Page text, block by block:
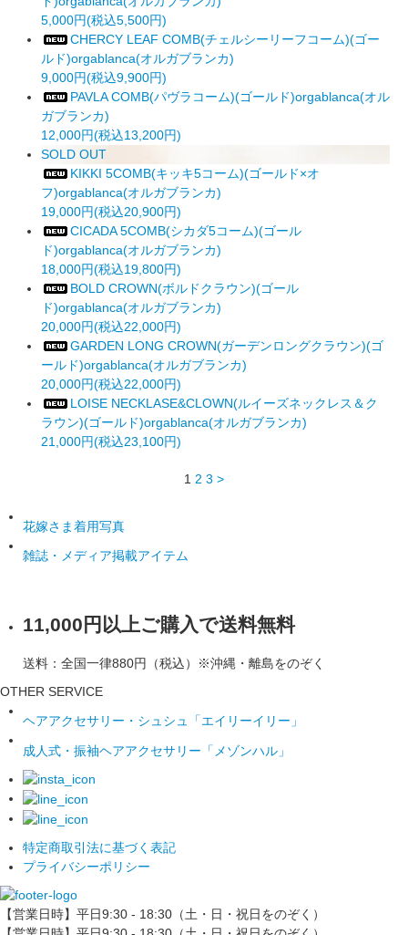
5,000円(税込5,500円)
CHERCY LEAF COMB(チェルシーリーフコーム)(ゴー
ルド)orgablanca(オルガブランカ)
9,000円(税込9,900円)
PAVLA COMB(パヴラコーム)(ゴールド)orgablanca(オル
ガブランカ)
12,000円(税込13,200円)
SOLD OUT
KIKKI 5COMB(キッキ5コーム)(ゴールド×オ
フ)orgablanca(オルガブランカ)
19,000円(税込20,900円)
CICADA 5COMB(シカダ5コーム)(ゴール
ド)orgablanca(オルガブランカ)
18,000円(税込19,800円)
BOLD CROWN(ボルドクラウン)(ゴール
ド)orgablanca(オルガブランカ)
20,000円(税込22,000円)
GARDEN LONG CROWN(ガーデンロングクラウン)(ゴ
ールド)orgablanca(オルガブランカ)
20,000円(税込22,000円)
LOISE NECKLASE&CLOWN(ルイーズネックレス＆ク
ラウン)(ゴールド)orgablanca(オルガブランカ)
21,000円(税込23,100円)
1 2 3 >
花嫁さま着用写真
雑誌・メディア掲載アイテム
11,000円以上ご購入で送料無料
送料：全国一律880円（税込）※沖縄・離島をのぞく
OTHER SERVICE
ヘアアクセサリー・シュシュ「エイリーイリー」
成人式・振袖ヘアアクセサリー「メゾンハル」
特定商取引法に基づく表記
プライバシーポリシー
【営業日時】平日9:30 - 18:30（土・日・祝日をのぞく）